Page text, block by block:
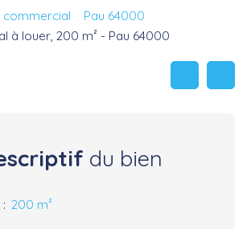
commercial
Pau 64000
à louer, 200 m² - Pau 64000
du bien
: 200 m²